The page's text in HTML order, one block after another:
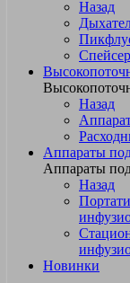
Назад
Назад
Аппараты
Аппараты
Назад
Новинки